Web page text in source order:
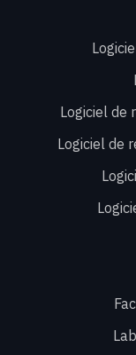
Logiciel de
Logiciel de